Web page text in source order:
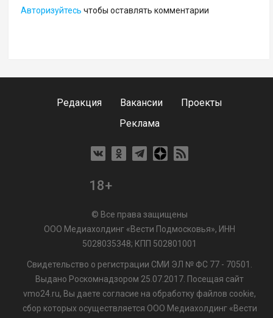
Авторизуйтесь чтобы оставлять комментарии
Редакция Вакансии
Проекты
Реклама
18+
© Все права защищены
ООО Медиахолдинг «Вести Подмосковья», ИНН
5028035348; КПП 502801001
Свидетельство о регистрации СМИ ЭЛ № ФС 77 - 70501.
Выдано Роскомнадзором 25.07.2017. Посещая сайт
vmo24.ru, Вы даете согласие на обработку файлов cookie,
сбор которых осуществляется ООО Медиахолдинг «Вести